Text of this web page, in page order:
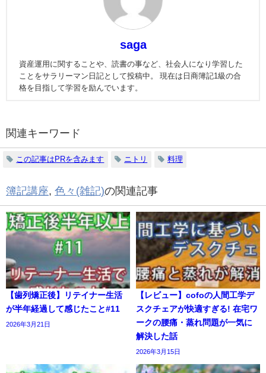
saga
資産運用に関することや、読書の事など、社会人になり学習した
ことをサラリーマン日記として投稿中。 現在は日商簿記1級の合
格を目指して学習を励んでいます。
関連キーワード
この記事はPRを含みます ニトリ 料理
簿記講座 色々(雑記)の関連記事
【歯列矯正後】リテイナー生活
が半年経過して感じたこと#11
2026年3月21日
【レビュー】cofoの人間工学デ
スクチェアが快適すぎる! 在宅ワ
ークの腰痛・蒸れ問題が一気に
解決した話
2026年3月15日